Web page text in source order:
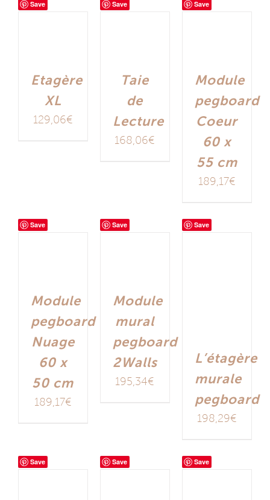
Save
Etagère
XL
129,06€
Save
Taie
de
Lecture
168,06€
Save
Module
pegboard
Coeur
60 x
55 cm
189,17€
Save
Module
pegboard
Nuage
60 x
50 cm
189,17€
Save
Module
mural
pegboard
2Walls
195,34€
Save
L’étagère
murale
pegboard
198,29€
Save Save Save